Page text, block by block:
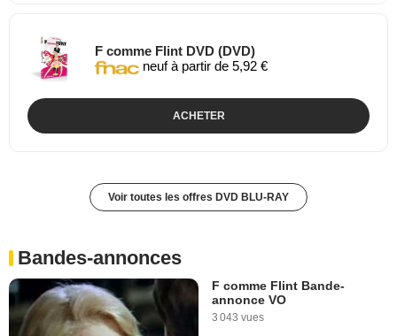
F comme Flint DVD (DVD)
neuf à partir de 5,92 €
ACHETER
Voir toutes les offres DVD BLU-RAY
Bandes-annonces
F comme Flint Bande-
annonce VO
3 043 vues